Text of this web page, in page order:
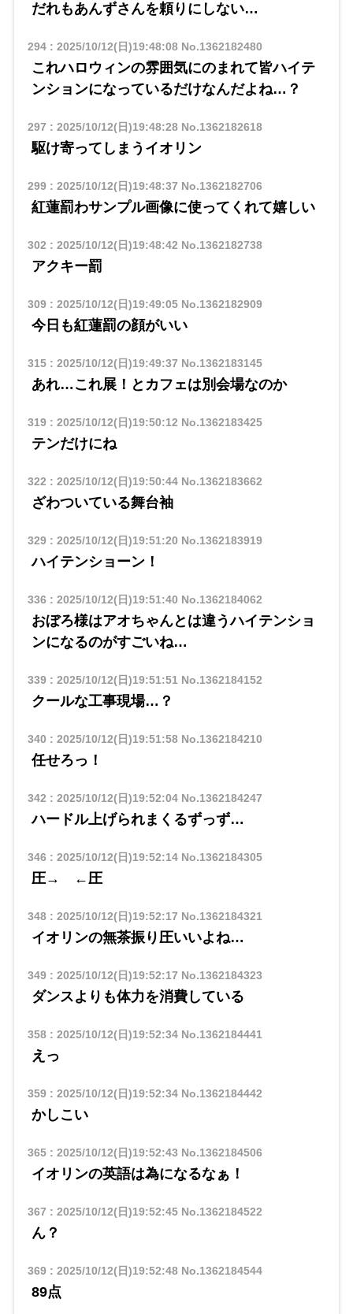
だれもあんずさんを頼りにしない…
294: 2025/10/12(日)19:48:08No.1362182480
これハロウィンの雰囲気にのまれて皆ハイテ
ンションになっているだけなんだよね…？
297 : 2025/10/12(日)19:48:28No.1362182618
駆け寄ってしまうイオリン
299: 2025/10/12(日)19:48:37 No.1362182706
紅蓮罰わサンプル画像に使ってくれて嬉しい
302 : 2025/10/12(日)19:48:42 No.1362182738
アクキー罰
309: 2025/10/12(日)19:49:05No.1362182909
今日も紅蓮罰の顔がいい
315: 2025/10/12(日)19:49:37 No.1362183145
あれ…これ展！とカフェは別会場なのか
319: 2025/10/12(日)19:50:12 No.1362183425
テンだけにね
322 : 2025/10/12(日)19:50:44No.1362183662
ざわついている舞台袖
329: 2025/10/12(日)19:51:20 No.1362183919
ハイテンショーン！
336 : 2025/10/12(日)19:51:40 No.1362184062
おぼろ様はアオちゃんとは違うハイテンショ
ンになるのがすごいね…
339: 2025/10/12(日)19:51:51 No.1362184152
クールな工事現場…？
340 : 2025/10/12(日)19:51:58No.1362184210
任せろっ！
342 : 2025/10/12(日)19:52:04No.1362184247
ハードル上げられまくるずっず…
346 : 2025/10/12(日)19:52:14No.1362184305
圧→ ←圧
348: 2025/10/12(日)19:52:17 No.1362184321
イオリンの無茶振り圧いいよね…
349: 2025/10/12(日)19:52:17 No.1362184323
ダンスよりも体力を消費している
358: 2025/10/12(日)19:52:34No.1362184441
えっ
359: 2025/10/12(日)19:52:34No.1362184442
かしこい
365: 2025/10/12(日)19:52:43 No.1362184506
イオリンの英語は為になるなぁ！
367 : 2025/10/12(日)19:52:45No.1362184522
ん？
369: 2025/10/12(日)19:52:48No.1362184544
89点